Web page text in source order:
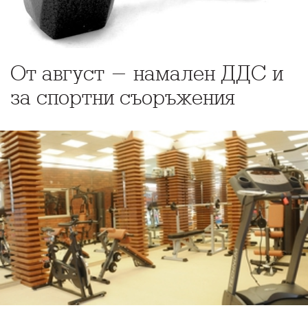
От август - намален ДДС и
за спортни съоръжения